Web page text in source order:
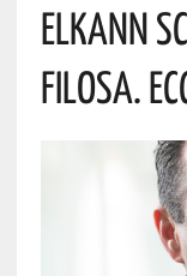
Elkann
Filosa.